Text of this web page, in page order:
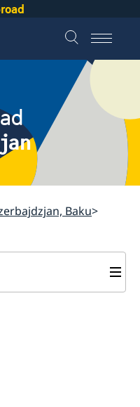
Baku